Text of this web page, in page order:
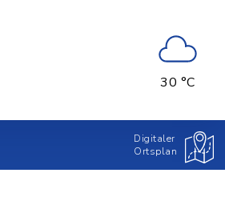
30 °C
Digitaler
Ortsplan